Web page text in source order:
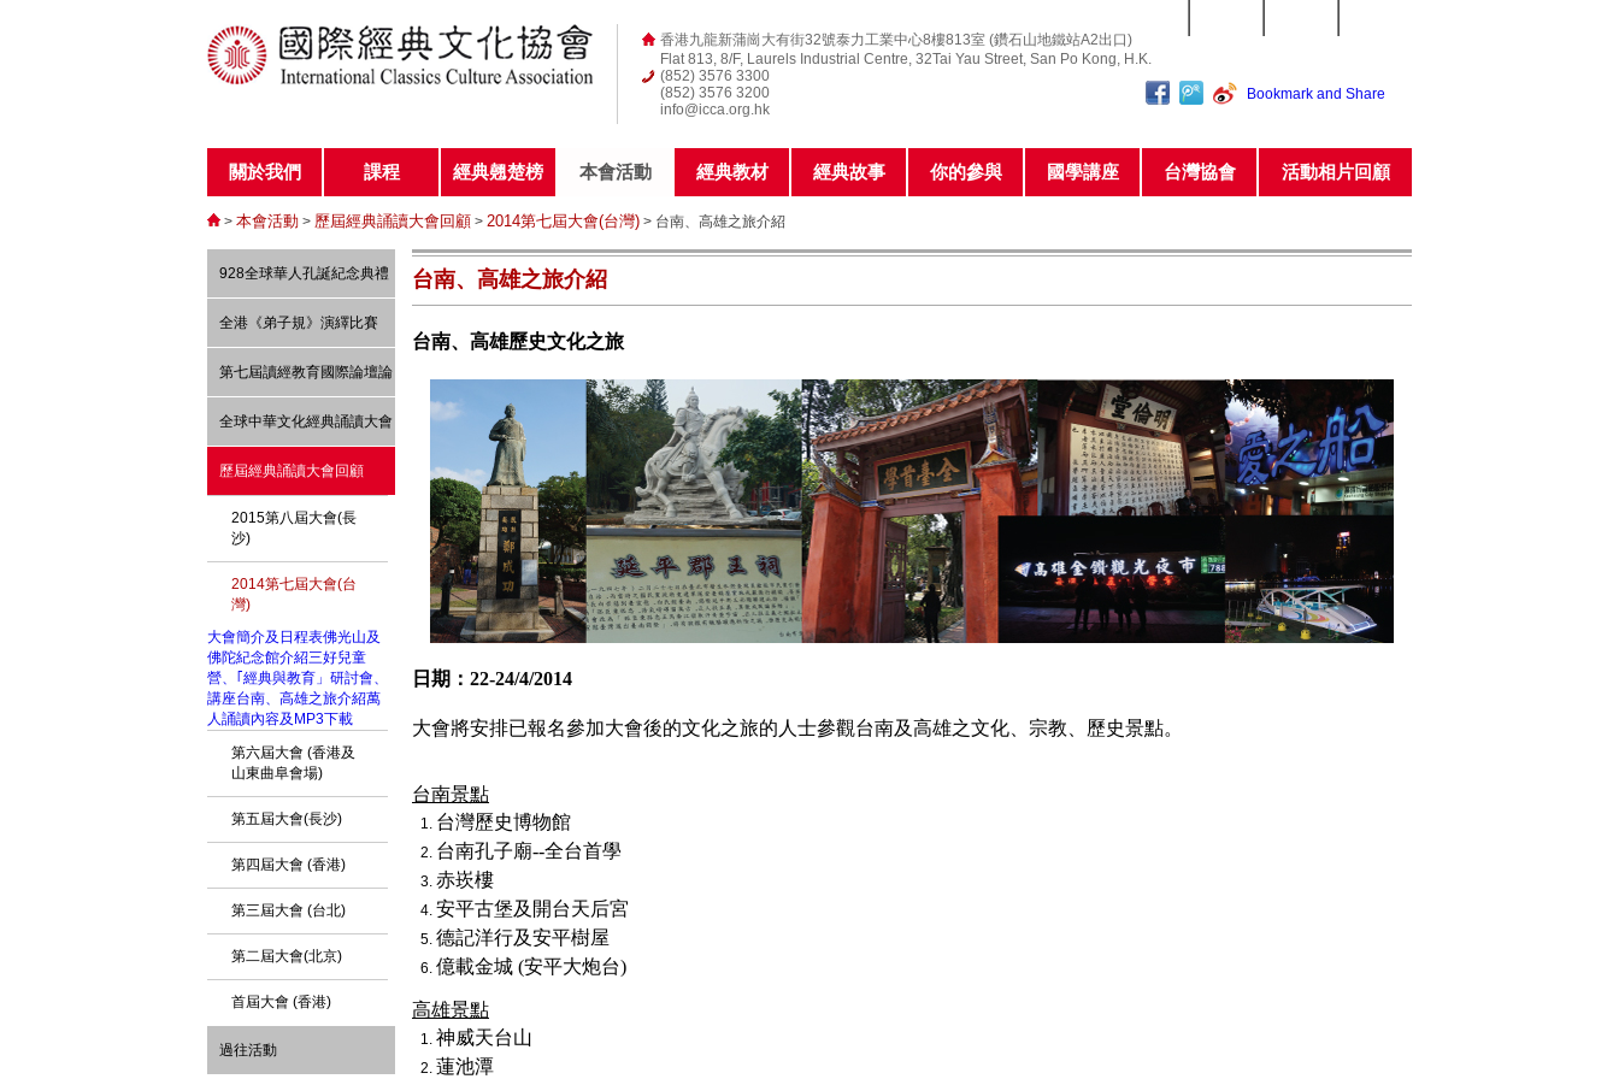
香港九龍新蒲崗大有街32號泰力工業中心8樓813室 (鑽石山地鐵站A2出口)
Flat 813, 8/F, Laurels Industrial Centre, 32Tai Yau Street, San Po Kong, H.K.
(852) 3576 3300
(852) 3576 3200
info@icca.org.hk
關於我們 課程 經典翹楚榜 本會活動 經典教材 經典故事 你的參與 國學講座 台灣協會 活動相片回顧
> 本會活動 > 歷屆經典誦讀大會回顧 > 2014第七屆大會(台灣) > 台南、高雄之旅介紹
928全球華人孔誕紀念典禮
全港《弟子規》演繹比賽
第七屆讀經教育國際論壇論
文 -----「讀經、經典與教
育」
全球中華文化經典誦讀大會
歷屆經典誦讀大會回顧
2015第八屆大會(長
沙)
2014第七屆大會(台
灣)
大會簡介及日程表佛光山及
佛陀紀念館介紹三好兒童
營、｢經典與教育」研討會、
講座台南、高雄之旅介紹萬
人誦讀內容及MP3下載
第六屆大會 (香港及
山東曲阜會場)
第五屆大會(長沙)
第四屆大會 (香港)
第三屆大會 (台北)
第二屆大會(北京)
首屆大會 (香港)
過往活動
台南、高雄之旅介紹
台南、高雄歷史文化之旅
日期： 22-24/4/2014
大會將安排已報名參加大會後的文化之旅的人士參觀台南及高雄之文化、宗教、歷史景點。
台南景點
台灣歷史博物館
台南孔子廟--全台首學
赤崁樓
安平古堡及開台天后宮
德記洋行及安平樹屋
億載金城 (安平大炮台)
高雄景點
神威天台山
蓮池潭